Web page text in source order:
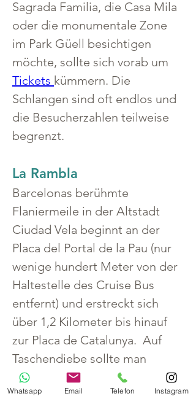
Sagrada Familia, die Casa Mila
oder die monumentale Zone
im Park Güell besichtigen
möchte, sollte sich vorab um
Tickets kümmern. Die
Schlangen sind oft endlos und
die Besucherzahlen teilweise
begrenzt.
La Rambla
Barcelonas berühmte
Flaniermeile in der Altstadt
Ciudad Vela beginnt an der
Placa del Portal de la Pau (nur
wenige hundert Meter von der
Haltestelle des Cruise Bus
entfernt) und erstreckt sich
über 1,2 Kilometer bis hinauf
zur Placa de Catalunya.  Auf
Taschendiebe sollte man
achten.
Entlang des Boulevards und in
Whatsapp Email Telefon Instagram